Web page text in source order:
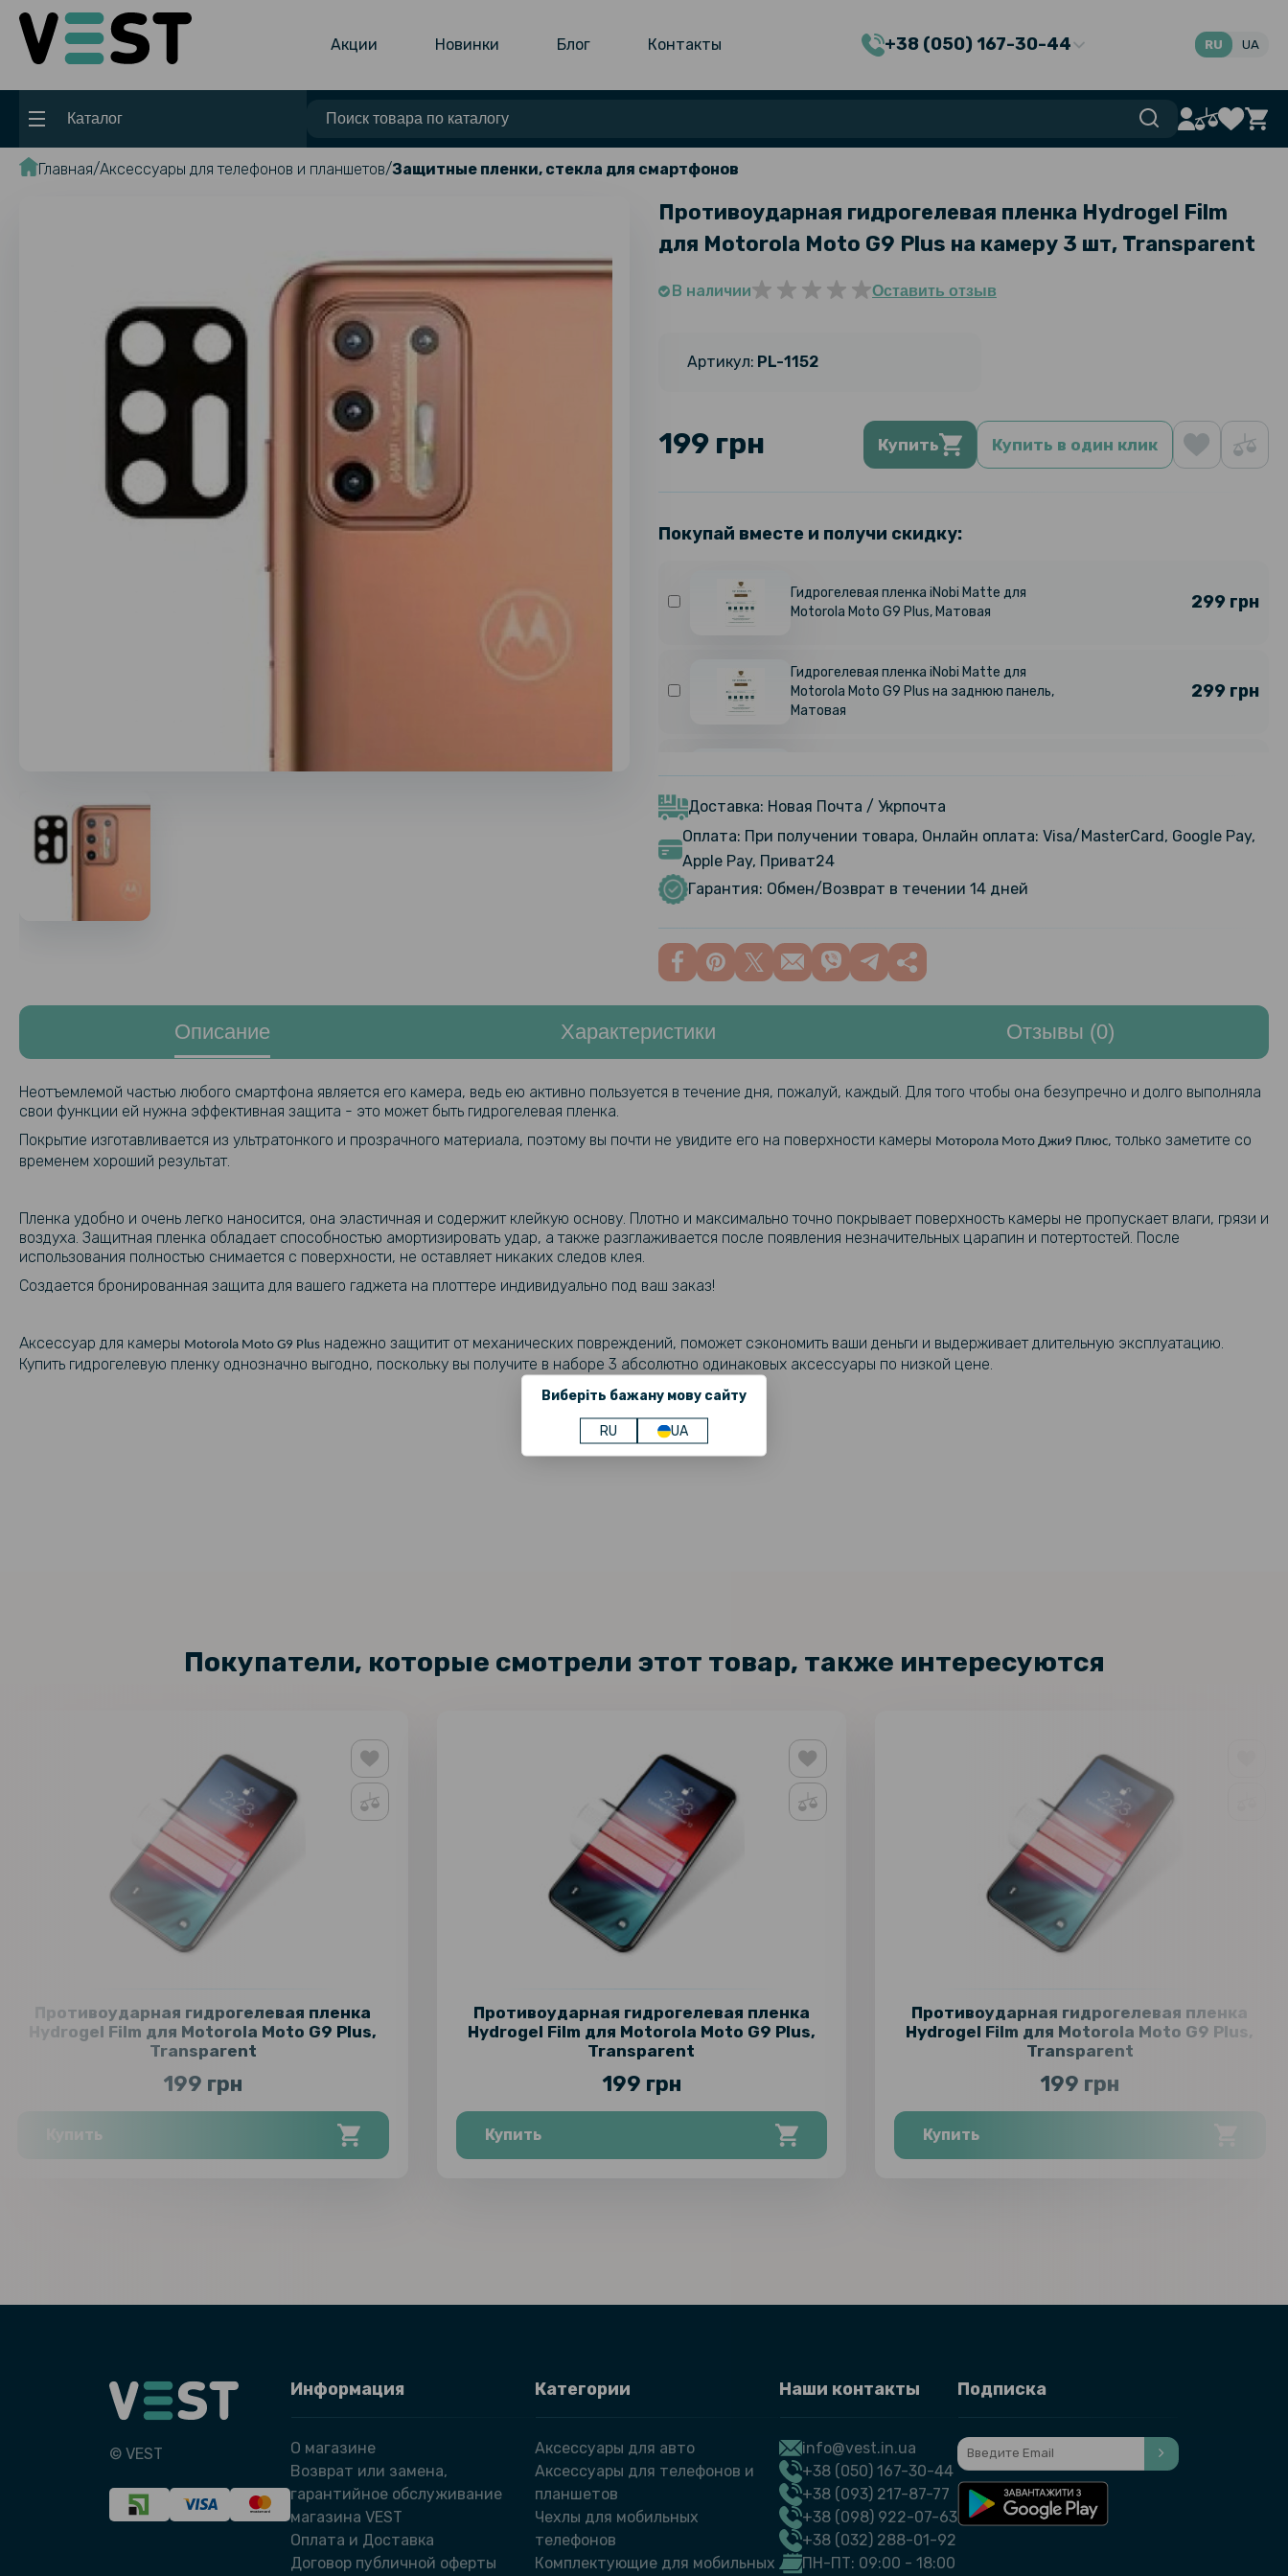
Акции Новинки Блог Контакты +38 (050) 167-30-44
Виберіть бажану мову сайту
RU UA
RU UA
Каталог
Главная Аксессуары для телефонов и планшетов Защитные пленки, стекла для смартфонов
Противоударная гидрогелевая пленка Hydrogel Film
для Motorola Moto G9 Plus на камеру 3 шт, Transparent
В наличии Оставить отзыв
Артикул: PL-1152
199 грн Купить Купить в один клик
Покупай вместе и получи скидку:
Гидрогелевая пленка iNobi Matte для
Motorola Moto G9 Plus, Матовая
299 грн
Гидрогелевая пленка iNobi Matte для
Motorola Moto G9 Plus на заднюю панель,
Матовая
299 грн
Hydrogel Film для Motorola Moto G9 Plus,
Transparent
Hydrogel Film для Samsung Galaxy A31 на
камеру 3 шт, Transparent
Доставка: Новая Почта / Укрпочта
Оплата: При получении товара, Онлайн оплата: Visa/MasterCard, Google Pay,
Apple Pay, Приват24
Гарантия: Обмен/Возврат в течении 14 дней
Описание Характеристики Отзывы (0)
Неотъемлемой частью любого смартфона является его камера, ведь ею активно пользуется в течение дня, пожалуй, каждый. Для того чтобы она безупречно и долго выполняла
свои функции ей нужна эффективная защита - это может быть гидрогелевая пленка.
Покрытие изготавливается из ультратонкого и прозрачного материала, поэтому вы почти не увидите его на поверхности камеры Mоторола Мото Джи9 Плюс, только заметите со
временем хороший результат.
Пленка удобно и очень легко наносится, она эластичная и содержит клейкую основу. Плотно и максимально точно покрывает поверхность камеры не пропускает влаги, грязи и
воздуха. Защитная пленка обладает способностью амортизировать удар, а также разглаживается после появления незначительных царапин и потертостей. После
использования полностью снимается с поверхности, не оставляет никаких следов клея.
Создается бронированная защита для вашего гаджета на плоттере индивидуально под ваш заказ!
Аксессуар для камеры Motorola Moto G9 Plus надежно защитит от механических повреждений, поможет сэкономить ваши деньги и выдерживает длительную эксплуатацию.
Купить гидрогелевую пленку однозначно выгодно, поскольку вы получите в наборе 3 абсолютно одинаковых аксессуары по низкой цене.
Покупатели, которые смотрели этот товар, также интересуются
Противоударная гидрогелевая пленка
Hydrogel Film для Motorola Moto G9 Plus,
Transparent
199 грн
Купить
Противоударная гидрогелевая пленка
Hydrogel Film для Motorola Moto G9 Plus,
Transparent
199 грн
Купить
Противоударная гидрогелевая пленка
Hydrogel Film для Motorola Moto G9 Plus,
Transparent
199 грн
Купить
© VEST
Информация
О магазине
Возврат или замена,
гарантийное обслуживание
магазина VEST
Оплата и Доставка
Договор публичной оферты
Категории
Аксессуары для авто
Аксессуары для телефонов и
планшетов
Чехлы для мобильных
телефонов
Комплектующие для мобильных
Наши контакты
info@vest.in.ua
+38 (050) 167-30-44
+38 (093) 217-87-77
+38 (098) 922-07-63
+38 (032) 288-01-92
ПН-ПТ: 09:00 - 18:00
Подписка